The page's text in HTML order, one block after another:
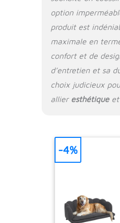
option
produit est
maximale en
confort et de
d’entretien et sa
choix judicieux
allier esthétiqueet
-4%